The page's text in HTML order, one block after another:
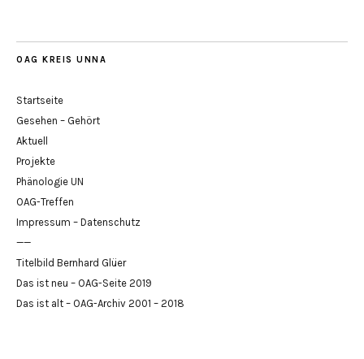
OAG KREIS UNNA
Startseite
Gesehen – Gehört
Aktuell
Projekte
Phänologie UN
OAG-Treffen
Impressum – Datenschutz
——
Titelbild Bernhard Glüer
Das ist neu – OAG-Seite 2019
Das ist alt – OAG-Archiv 2001 – 2018